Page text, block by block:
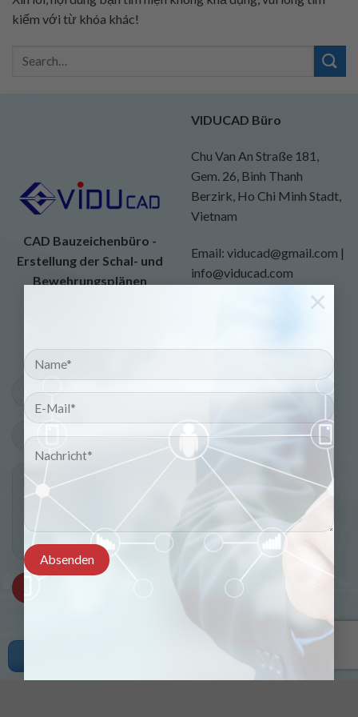
×
kiếm với từ khóa khác!
CAD Bauzeichenbüro -
Erstellung der Schal- und
Bewehrungsplänen
VIDUCAD Büro
Chu Van An Straße 181,
Gem. 26, Binh Thanh
Berzirk, Ho Chi Minh Stadt,
Vietnam
Email: viducad@gmail.com |
info@viducad.com
Copyright © 2021 viducad.com. All rights reserved.